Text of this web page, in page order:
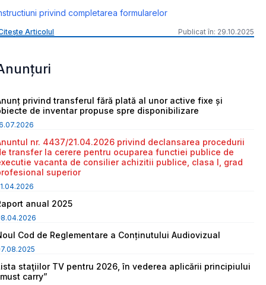
privind completarea formularelor
Articolul Publicat în: 29.10.2025
privind transferul fără plată al unor active fixe și
de inventar propuse spre disponibilizare
nr. 4437/21.04.2026 privind declansarea procedurii
transfer la cerere pentru ocuparea functiei publice de
vacanta de consilier achizitii publice, clasa I, grad
superior
anual 2025
Cod de Reglementare a Conținutului Audiovizual
staţiilor TV pentru 2026, în vederea aplicării principiului
carry”